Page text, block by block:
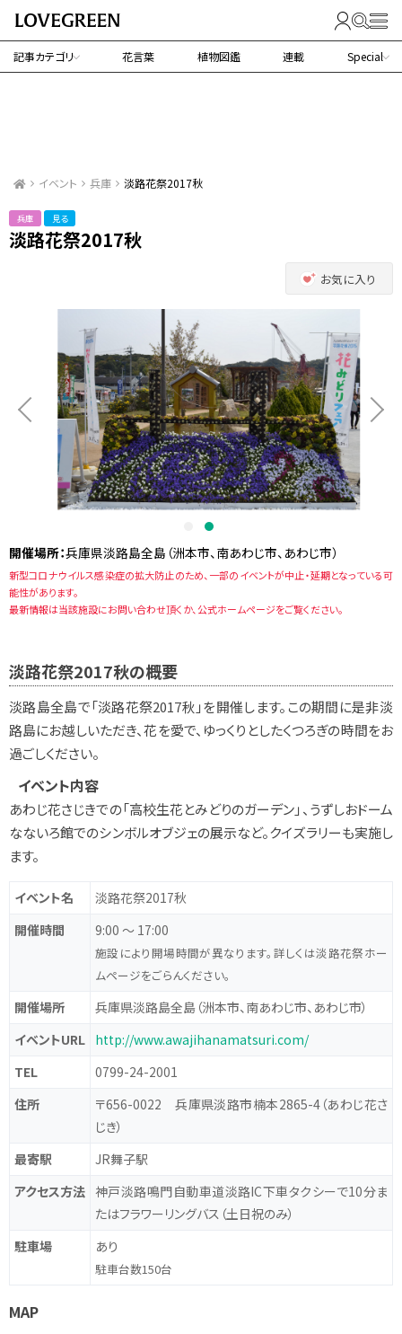
記事カテゴリ 花言葉 植物図鑑 連載 Special
イベント 兵庫 淡路花祭2017秋
兵庫 見る
淡路花祭2017秋
お気に入り
開催場所：兵庫県淡路島全島（洲本市、南あわじ市、あわじ市）
新型コロナウイルス感染症の拡大防止のため、一部のイベントが中止・延期となっている可
能性があります。
最新情報は当該施設にお問い合わせ頂くか、公式ホームページをご覧ください。
淡路花祭2017秋の概要
淡路島全島で「淡路花祭2017秋」を開催します。 この期間に是非淡
路島にお越しいただき、花を愛で、 ゆっくりとしたくつろぎの時間をお
過ごしください。
イベント内容
あわじ花さじきでの「高校生花とみどりのガーデン」、 うずしおドーム
なないろ館でのシンボルオブジェの展示など。クイズラリーも実施し
ます。
イベント名
淡路花祭2017秋
開催時間
9:00 ～ 17:00
施設により開場時間が異なります。詳しくは淡路花祭ホー
ムページをごらんください。
開催場所
兵庫県淡路島全島（洲本市、南あわじ市、あわじ市）
イベントURL http://www.awajihanamatsuri.com/
TEL
0799-24-2001
住所
〒656-0022 兵庫県淡路市楠本2865-4（あわじ花さ
じき）
最寄駅
JR舞子駅
アクセス方法 神戸淡路鳴門自動車道淡路IC下車タクシーで10分ま
たはフラワーリングバス（土日祝のみ）
駐車場
あり
駐車台数150台
MAP